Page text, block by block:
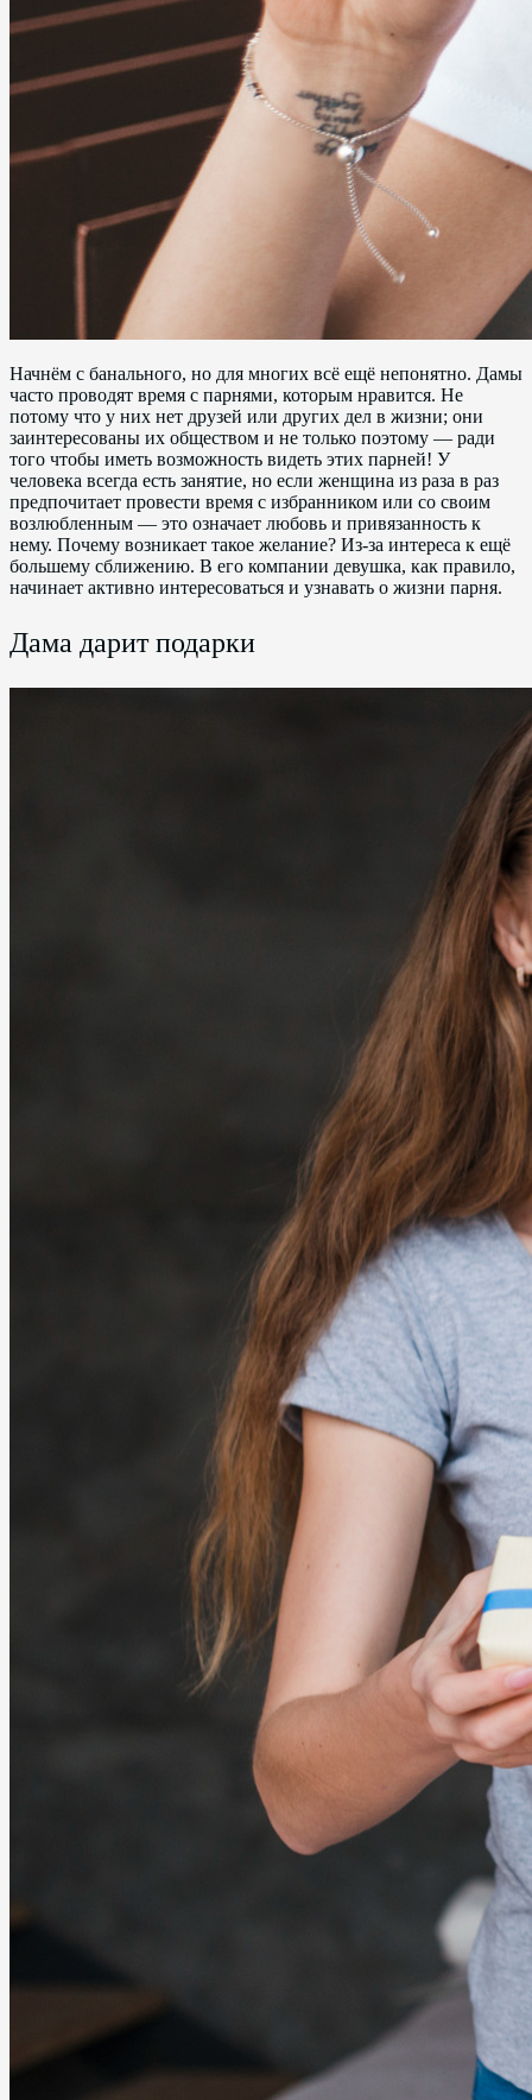
Начнём с банального, но для многих всё ещё непонятно. Дамы
часто проводят время с парнями, которым нравится. Не
потому что у них нет друзей или других дел в жизни; они
заинтересованы их обществом и не только поэтому — ради
того чтобы иметь возможность видеть этих парней! У
человека всегда есть занятие, но если женщина из раза в раз
предпочитает провести время с избранником или со своим
возлюбленным — это означает любовь и привязанность к
нему. Почему возникает такое желание? Из-за интереса к ещё
большему сближению. В его компании девушка, как правило,
начинает активно интересоваться и узнавать о жизни парня.
Дама дарит подарки